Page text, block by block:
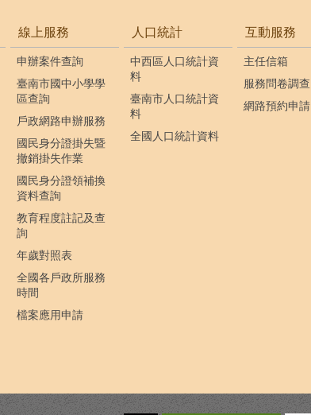
線上服務
申辦案件查詢
臺南市國中小學學
區查詢
戶政網路申辦服務
國民身分證掛失暨
撤銷掛失作業
國民身分證領補換
資料查詢
教育程度註記及查
詢
年歲對照表
全國各戶政所服務
時間
檔案應用申請
人口統計
中西區人口統計資
料
臺南市人口統計資
料
全國人口統計資料
互動服務
主任信箱
服務問卷調查
網路預約申請